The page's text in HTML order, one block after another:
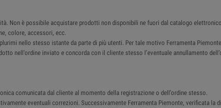
Non è possibile acquistare prodotti non disponibili ne fuori dal catalogo
colore, accessori, ecc.
nello stesso istante da parte di più utenti. Per tale motivo Ferramenta
nell'ordine inviato e concorda con il cliente stesso l’eventuale annullamento
comunicata dal cliente al momento della registrazione o dell’ordine stesso.
eventuali correzioni. Successivamente Ferramenta Piemonte, verificata la